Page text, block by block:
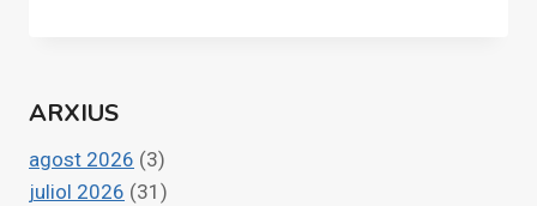
ARXIUS
agost 2026 (3)
juliol 2026 (31)